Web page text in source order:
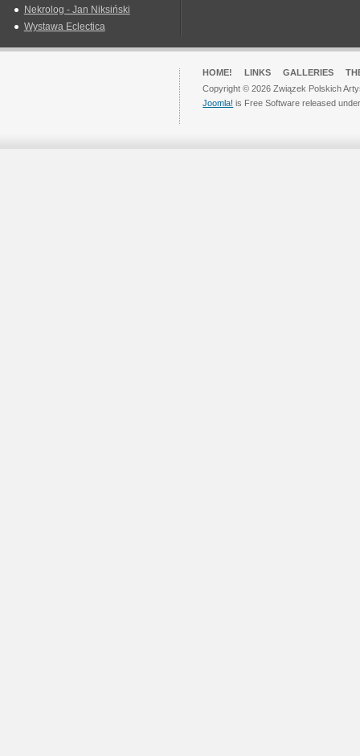
Nekrolog - Jan Niksiński
Wystawa Eclectica
HOME! LINKS GALLERIES
Copyright © 2026 Związek Polskich
Joomla! is Free Software released